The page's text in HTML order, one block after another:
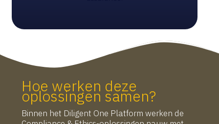
Hoe werken deze
oplossingen samen?
Binnen het Diligent One Platform werken de